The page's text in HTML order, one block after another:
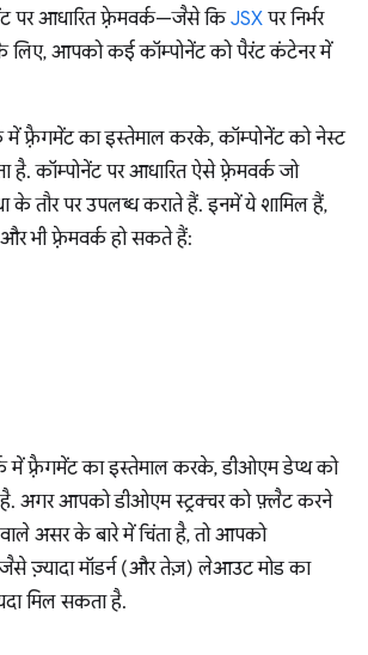
पर आधारित फ़्रेमवर्क—जैसे किJSX पर निर्भर
लिए, आपको कई कॉम्पोनेंट को पैरंट कंटेनर में
में फ़्रैगमेंट का इस्तेमाल करके, कॉम्पोनेंट को नेस्ट
कॉम्पोनेंट पर आधारित ऐसे फ़्रेमवर्क जो
के तौर पर उपलब्ध कराते हैं. इनमें ये शामिल हैं,
भी फ़्रेमवर्क हो सकते हैं:
में फ़्रैगमेंट का इस्तेमाल करके, डीओएम डेप्थ को
अगर आपको डीओएम स्ट्रक्चर को फ़्लैट करने
असर के बारे में चिंता है, तो आपको
ज़्यादा मॉडर्न (और तेज़) लेआउट मोड का
मिल सकता है.